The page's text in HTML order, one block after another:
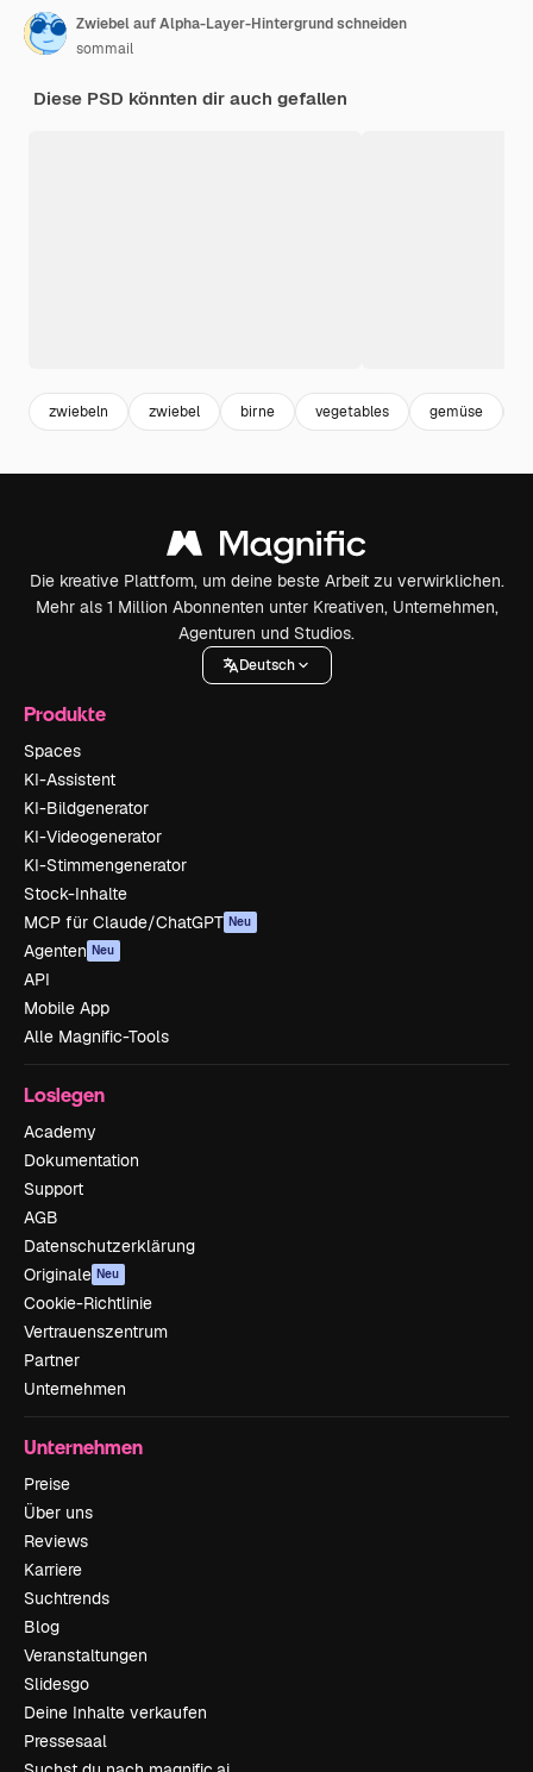
Zwiebel auf Alpha-Layer-Hintergrund schneiden
sommail
Diese PSD könnten dir auch gefallen
zwiebeln zwiebel birne vegetables gemüse
Die kreative Plattform, um deine beste Arbeit zu verwirklichen.
Mehr als 1 Million Abonnenten unter Kreativen, Unternehmen,
Agenturen und Studios.
Deutsch
Produkte
Spaces
KI-Assistent
KI-Bildgenerator
KI-Videogenerator
KI-Stimmengenerator
Stock-Inhalte
MCP für Claude/ChatGPT Neu
Agenten Neu
API
Mobile App
Alle Magnific-Tools
Loslegen
Academy
Dokumentation
Support
AGB
Datenschutzerklärung
Originale Neu
Cookie-Richtlinie
Vertrauenszentrum
Partner
Unternehmen
Unternehmen
Preise
Über uns
Reviews
Karriere
Suchtrends
Blog
Veranstaltungen
Slidesgo
Deine Inhalte verkaufen
Pressesaal